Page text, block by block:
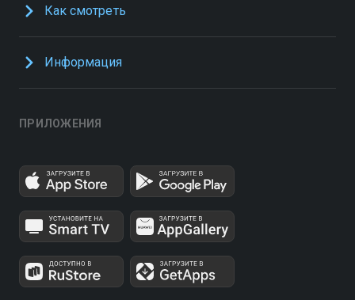
Как смотреть
Информация
ПРИЛОЖЕНИЯ